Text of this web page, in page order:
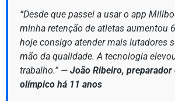
“Desde que passei a usar o app
minha retenção de atletas aumentou
hoje consigo atender mais lutadores
mão da qualidade. A tecnologia
trabalho.” — João Ribeiro, preparador
olímpico há 11 anos